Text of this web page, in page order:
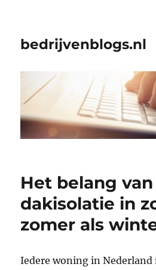
bedrijvenblogs.nl
Het belang van
dakisolatie in
zomer als
Iedere woning in